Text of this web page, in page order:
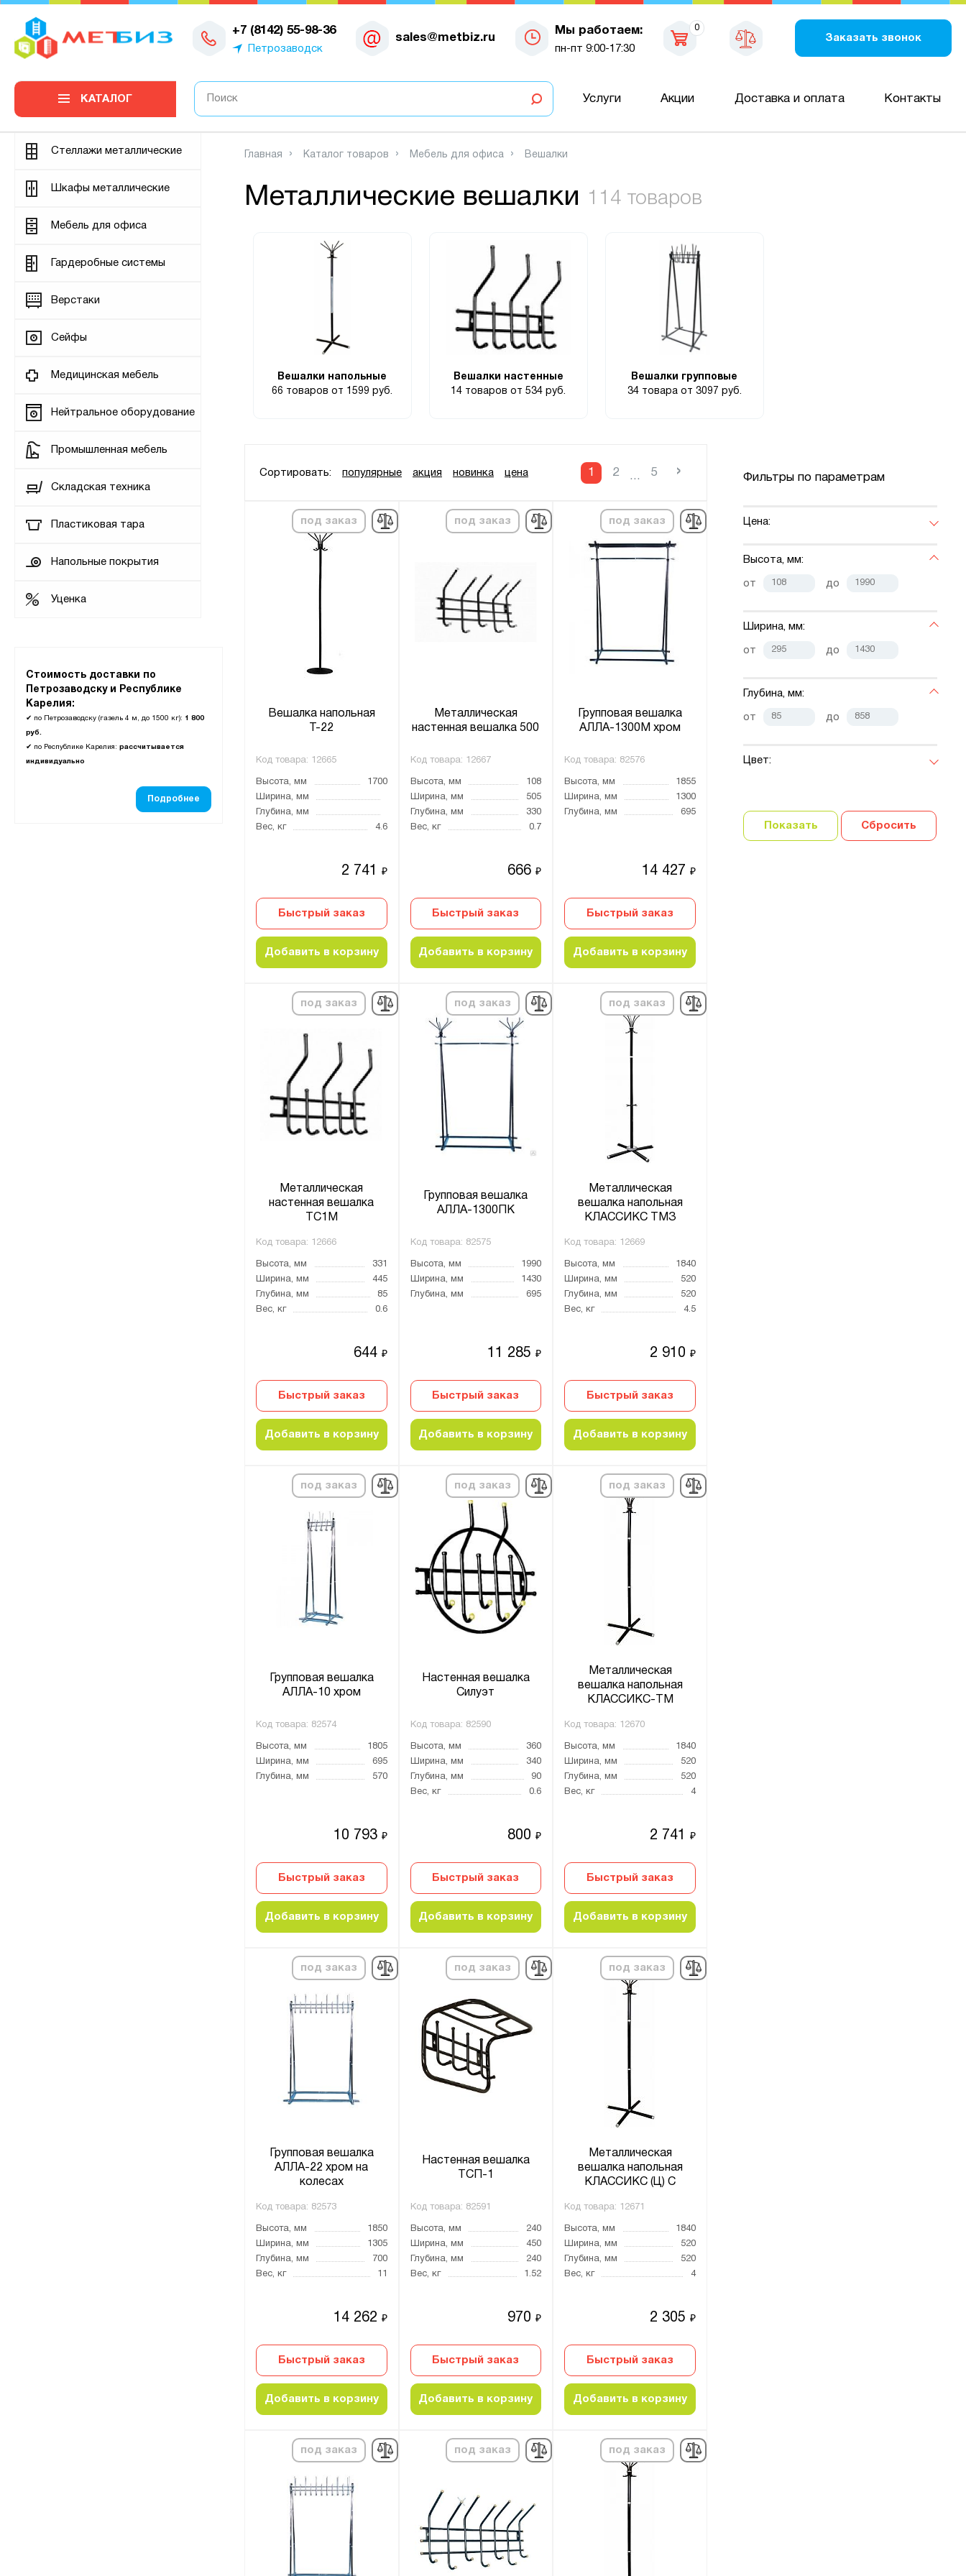
+7 (8142) 55-98-36
Петрозаводск
sales@metbiz.ru
Мы работаем:
пн-пт 9:00-17:30
0
Заказать звонок
0
КАТАЛОГ Услуги Акции Доставка и оплата Контакты
Стеллажи металлические
Шкафы металлические
Мебель для офиса
Гардеробные системы
Верстаки
Сейфы
Медицинская мебель
Нейтральное оборудование
Промышленная мебель
Складская техника
Пластиковая тара
Напольные покрытия
Уценка
Стоимость доставки по
Петрозаводску и Республике
Карелия:
✔ по Петрозаводску (газель 4 м, до 1500 кг): 1 800
руб.
✔ по Республике Карелия: рассчитывается
индивидуально
Подробнее
Главная Каталог товаров Мебель для офиса Вешалки
Металлические вешалки 114 товаров
Вешалки напольные
66 товаровот 1599 руб.
Вешалки настенные
14 товаровот 534 руб.
Вешалки групповые
34 товара от 3097 руб.
Сортировать: популярные акция новинка цена 1 2 ... 5 ›
под заказ
Вешалка напольная
Т-22
Код товара: 12665
Высота, мм
1700
Ширина, мм
Глубина, мм
Вес, кг
4.6
2 741 ₽
Быстрый заказ
Добавить в корзину
под заказ
Металлическая
настенная вешалка 500
Код товара: 12667
Высота, мм
108
Ширина, мм
505
Глубина, мм
330
Вес, кг
0.7
666₽
Быстрый заказ
Добавить в корзину
под заказ
Групповая вешалка
АЛЛА-1300М хром
Код товара: 82576
Высота, мм
1855
Ширина, мм
1300
Глубина, мм
695
14 427 ₽
Быстрый заказ
Добавить в корзину
под заказ
Металлическая
настенная вешалка
ТС1М
Код товара: 12666
Высота, мм
331
Ширина, мм
445
Глубина, мм
85
Вес, кг
0.6
644 ₽
Быстрый заказ
Добавить в корзину
под заказ
Групповая вешалка
АЛЛА-1300ПК
Код товара: 82575
Высота, мм
1990
Ширина, мм
1430
Глубина, мм
695
11 285₽
Быстрый заказ
Добавить в корзину
под заказ
Металлическая
вешалка напольная
КЛАССИКС ТМЗ
Код товара: 12669
Высота, мм
1840
Ширина, мм
520
Глубина, мм
520
Вес, кг
4.5
2 910 ₽
Быстрый заказ
Добавить в корзину
под заказ
Групповая вешалка
АЛЛА-10 хром
Код товара: 82574
Высота, мм
1805
Ширина, мм
695
Глубина, мм
570
10 793 ₽
Быстрый заказ
Добавить в корзину
под заказ
Настенная вешалка
Силуэт
Код товара: 82590
Высота, мм
360
Ширина, мм
340
Глубина, мм
90
Вес, кг
0.6
800₽
Быстрый заказ
Добавить в корзину
под заказ
Металлическая
вешалка напольная
КЛАССИКС-ТМ
Код товара: 12670
Высота, мм
1840
Ширина, мм
520
Глубина, мм
520
Вес, кг
4
2 741 ₽
Быстрый заказ
Добавить в корзину
под заказ
Групповая вешалка
АЛЛА-22 хром на
колесах
Код товара: 82573
Высота, мм
1850
Ширина, мм
1305
Глубина, мм
700
Вес, кг
11
14 262 ₽
Быстрый заказ
Добавить в корзину
под заказ
Настенная вешалка
ТСП-1
Код товара: 82591
Высота, мм
240
Ширина, мм
450
Глубина, мм
240
Вес, кг
1.52
970₽
Быстрый заказ
Добавить в корзину
под заказ
Металлическая
вешалка напольная
КЛАССИКС (Ц) С
Код товара: 12671
Высота, мм
1840
Ширина, мм
520
Глубина, мм
520
Вес, кг
4
2 305 ₽
Быстрый заказ
Добавить в корзину
под заказ под заказ под заказ
Фильтры по параметрам
Цена:
Высота, мм:
от до
Ширина, мм:
от до
Глубина, мм:
от до
Цвет:
Показать Сбросить